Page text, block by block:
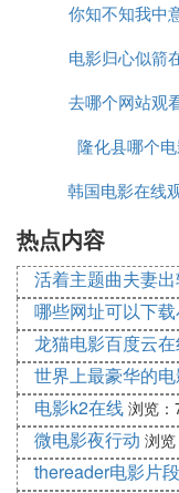
的电影
你知不知我中
个电影
电影归心似箭
去哪个网站观
影
隆化县哪个
韩国电影在线
热点内容
活着主题曲夫妻
哪些网址可以下
龙猫电影百度云
世界上最豪华的
电影k2在线 浏览
微电影夜行动 浏
thereader电影片段